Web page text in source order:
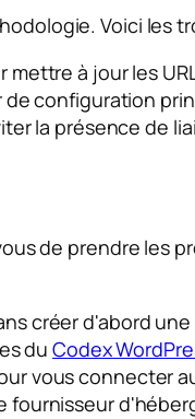
Voici les
à jour les
configuration
la présence de
de prendre les
créer d'abord
duCodex
vous connecter
fournisseur